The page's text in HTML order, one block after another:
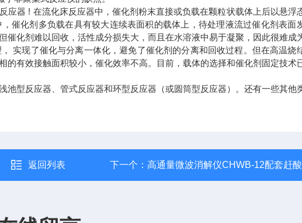
应器 ! 在流化床反应器中，催化剂粉末直接或负载在颗粒状载体上后以悬浮
催化剂多负载在具有较大连续表面积的载体上，待处理液流过催化剂表面
催化剂难以回收，活性成分损失大，而且在水溶液中易于凝聚，因此很难成
实现了催化与分离一体化，避免了催化剂的分离和回收过程。但在高温烧
有效接触面积较小，催化效率不高。目前，载体的选择和催化剂固定技术
型反应器、管式反应器和环型反应器（或圆筒型反应器）。还有一些其他
返回列表 下一个： 高通量微波消解仪CHWB-12配套赶